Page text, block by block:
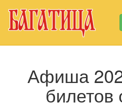
Афиша
билетов